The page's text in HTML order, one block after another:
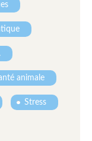
animale
Stress